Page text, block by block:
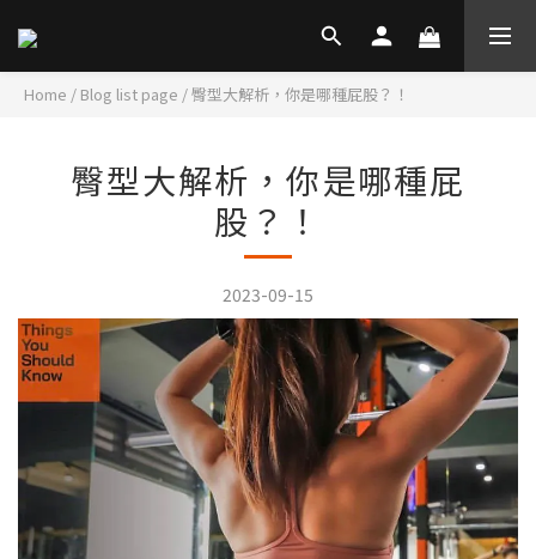
Home / Blog list page /臀型大解析，你是哪種屁股？！
臀型大解析，你是哪種屁
股？！
2023-09-15